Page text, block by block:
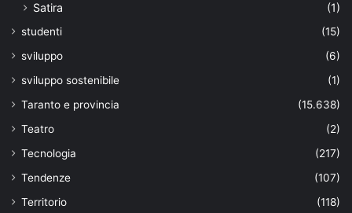
Satira (1)
studenti
(15)
sviluppo
(6)
sviluppo sostenibile
(1)
Taranto e provincia
(15.638)
Teatro
(2)
Tecnologia
(217)
Tendenze
(107)
Territorio
(118)